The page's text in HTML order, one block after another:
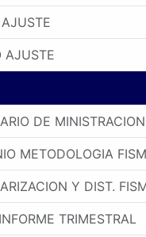
AJUSTE
DE MINISTRACION
METODOLOGIA FISM
Y DIST.
TRIMESTRAL